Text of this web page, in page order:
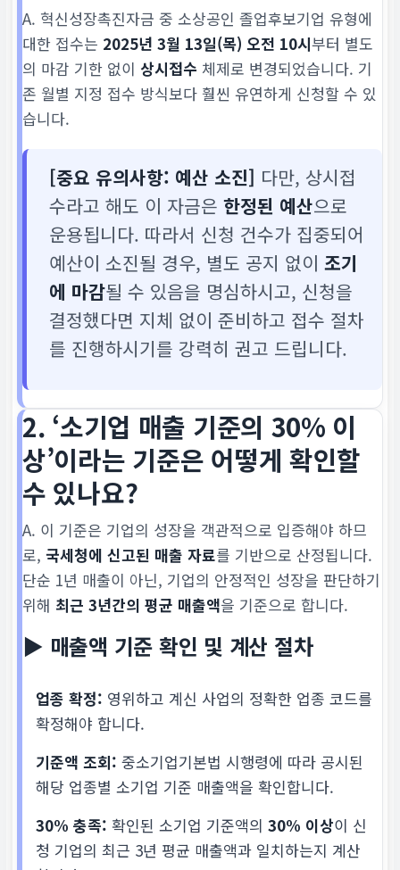
A. 혁신성장촉진자금 중 소상공인 졸업후보기업 유형에
대한 접수는 2025년 3월 13일(목) 오전 10시부터 별도
의 마감 기한 없이 상시접수 체제로 변경되었습니다. 기
존 월별 지정 접수 방식보다 훨씬 유연하게 신청할 수 있
습니다.
[중요 유의사항: 예산 소진] 다만, 상시접
수라고 해도 이 자금은 한정된 예산으로
운용됩니다. 따라서 신청 건수가 집중되어
예산이 소진될 경우, 별도 공지 없이 조기
에 마감될 수 있음을 명심하시고, 신청을
결정했다면 지체 없이 준비하고 접수 절차
를 진행하시기를 강력히 권고 드립니다.
2. ‘소기업 매출 기준의 30% 이
상’이라는 기준은 어떻게 확인할
수 있나요?
A. 이 기준은 기업의 성장을 객관적으로 입증해야 하므
로, 국세청에 신고된 매출 자료를 기반으로 산정됩니다.
단순 1년 매출이 아닌, 기업의 안정적인 성장을 판단하기
위해 최근 3년간의 평균 매출액을 기준으로 합니다.
▶ 매출액 기준 확인 및 계산 절차
업종 확정: 영위하고 계신 사업의 정확한 업종 코드를
확정해야 합니다.
기준액 조회: 중소기업기본법 시행령에 따라 공시된
해당 업종별 소기업 기준 매출액을 확인합니다.
30% 충족: 확인된 소기업 기준액의 30% 이상이 신
청 기업의 최근 3년 평균 매출액과 일치하는지 계산